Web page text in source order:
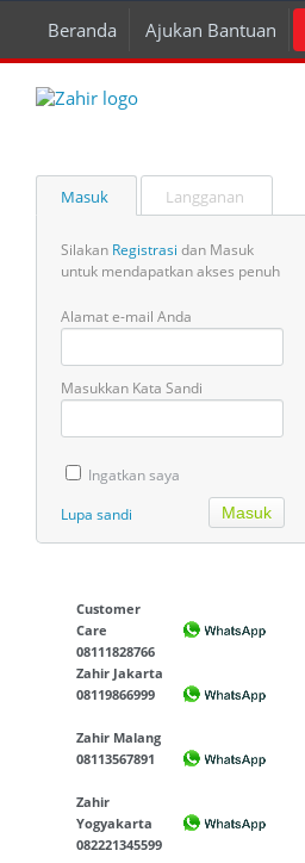
Beranda Ajukan Bantuan
Masuk Langganan
Silakan Registrasi dan Masuk
untuk mendapatkan akses penuh
Alamat e-mail Anda
Masukkan Kata Sandi
Ingatkan saya
Lupa sandi
Customer
Care
08111828766
Zahir Jakarta
08119866999
Zahir Malang
08113567891
Zahir
Yogyakarta
082221345599